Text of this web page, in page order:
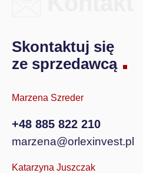
Skontaktuj się
ze sprzedawcą
Marzena Szreder
+48 885 822 210
marzena@orlexinvest.pl
Katarzyna Juszczak